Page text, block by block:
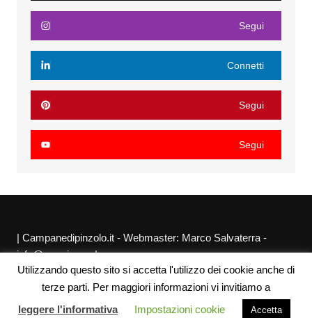
Segui
Connetti
Segui
Segui
| Campanedipinzolo.it - Webmaster: Marco Salvaterra -
info@agraria.org |
Chi siamo Privacy Policy Sitemap Link utili
Utilizzando questo sito si accetta l'utilizzo dei cookie anche di
terze parti. Per maggiori informazioni vi invitiamo a
leggere l'informativa
Impostazioni cookie Accetta